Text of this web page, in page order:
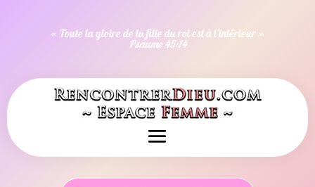
« Toute la gloire de la fille du roi est à l’intérieur »
Psaume 45:14